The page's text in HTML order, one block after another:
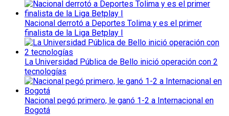
Nacional derrotó a Deportes Tolima y es el primer
finalista de la Liga Betplay I
La Universidad Pública de Bello inició operación con 2
tecnologías
Nacional pegó primero, le ganó 1-2 a Internacional en
Bogotá